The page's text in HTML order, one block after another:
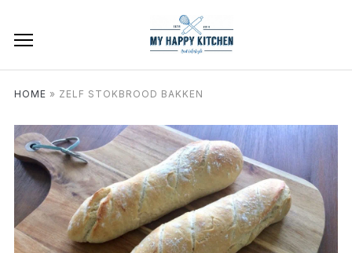
HOME » ZELF STOKBROOD BAKKEN